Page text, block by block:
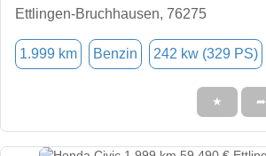
Ettlingen-Bruchhausen, 76275
1.999 km Benzin 242 kw (329 PS)
★ ➦